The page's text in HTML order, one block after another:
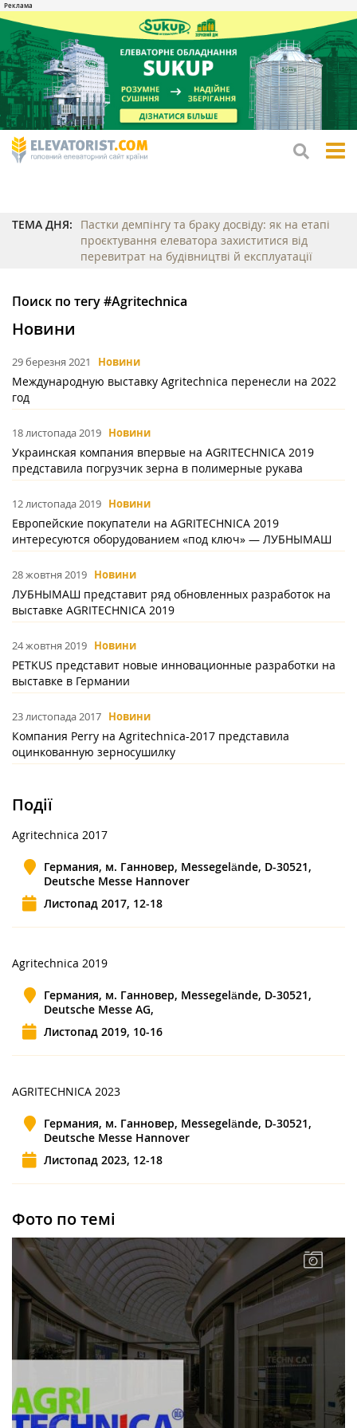
ТЕМА ДНЯ:
Пастки демпінгу та браку досвіду: як на етапі
проєктування елеватора захиститися від
перевитрат на будівництві й експлуатації
Поиск по тегу #Agritechnica
Новини
29 березня 2021 Новини
Международную выставку Agritechnica перенесли на 2022
год
18 листопада 2019 Новини
Украинская компания впервые на AGRITECHNICA 2019
представила погрузчик зерна в полимерные рукава
12 листопада 2019 Новини
Европейские покупатели на AGRITECHNICA 2019
интересуются оборудованием «под ключ» — ЛУБНЫМАШ
28 жовтня 2019 Новини
ЛУБНЫМАШ представит ряд обновленных разработок на
выставке AGRITECHNICA 2019
24 жовтня 2019 Новини
PETKUS представит новые инновационные разработки на
выставке в Германии
23 листопада 2017 Новини
Компания Perry на Agritechnica-2017 представила
оцинкованную зерносушилку
Події
Agritechnica 2017
Германия, м. Ганновер, Messegelände, D-30521,
Deutsche Messe Hannover
Листопад 2017, 12-18
Agritechnica 2019
Германия, м. Ганновер, Messegelände, D-30521,
Deutsche Messe AG,
Листопад 2019, 10-16
AGRITECHNICA 2023
Германия, м. Ганновер, Messegelände, D-30521,
Deutsche Messe Hannover
Листопад 2023, 12-18
Фото по темі